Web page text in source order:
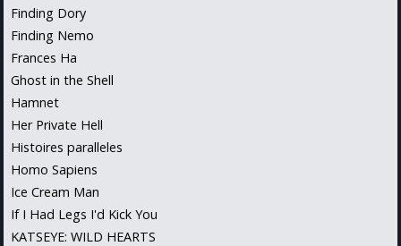
Finding Dory
Finding Nemo
Frances Ha
Ghost in the Shell
Hamnet
Her Private Hell
Histoires paralleles
Homo Sapiens
Ice Cream Man
If I Had Legs I'd Kick You
KATSEYE: WILD HEARTS